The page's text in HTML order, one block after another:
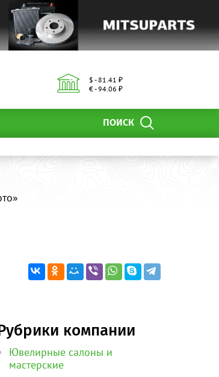
$ - 81.41 ₽
€ - 94.06 ₽
ПОИСК
компании
Ювелирные салоны и
мастерские